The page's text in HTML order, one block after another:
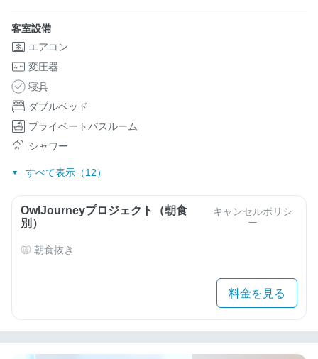
客室設備
エアコン
変圧器
寝具
ダブルベッド
プライベートバスルーム
シャワー
すべて表示（12）
OwlJourneyプロジェクト（朝食
別）
キャンセルポリシ
ー
朝食抜き
料金を見る